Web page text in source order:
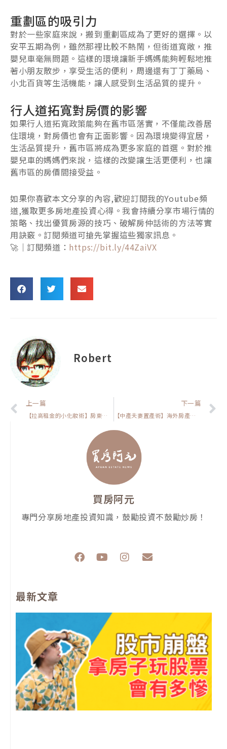
重劃區的吸引力
對於一些家庭來說，搬到重劃區成為了更好的選擇。以
安平五期為例，雖然那裡比較不熱鬧，但街道寬敞，推
嬰兒車毫無問題。這樣的環境讓新手媽媽能夠輕鬆地推
著小朋友散步，享受生活的便利，周邊還有丁丁藥局、
小北百貨等生活機能，讓人感受到生活品質的提升。
行人道拓寬對房價的影響
如果行人道拓寬政策能夠在舊市區落實，不僅能改善居
住環境，對房價也會有正面影響。因為環境變得宜居，
生活品質提升，舊市區將成為更多家庭的首選。對於推
嬰兒車的媽媽們來說，這樣的改變讓生活更便利，也讓
舊市區的房價間接受益。
如果你喜歡本文分享的內容,歡迎訂閱我的Youtube頻
道,獲取更多房地產投資心得。我會持續分享市場行情的
策略、找出優質房源的技巧、破解房仲話術的方法等實
用訣竅。訂閱頻道可搶先掌握這些獨家訊息。
🚀｜訂閱頻道： https://bit.ly/44ZaiVX
Robert
上一頁
上一篇
【拉高租金的小化妝術】房東必學！149 元綠植佈置，租客一踏進門就想租
下一篇
【中產夫妻置產術】海外房產投資陷阱多？三大風險讓你後悔莫及！
買房阿元
專門分享房地產投資知識，鼓勵投資不鼓勵炒房！
F
a
o
Y
e
I
r
m
E
p
最新文章